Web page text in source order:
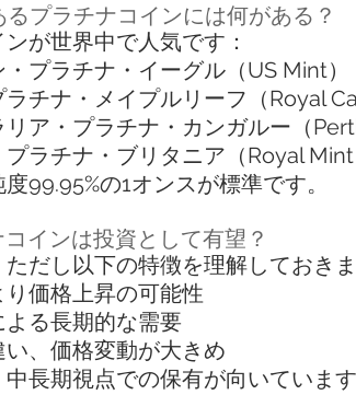
るプラチナコインには何がある？
が世界中で人気です：
プラチナ・イーグル（US Mint）
チナ・メイプルリーフ（Royal
ア・プラチナ・カンガルー（
ラチナ・ブリタニア（Royal Mint
99.95%の1オンスが標準です。
インは投資として有望？
だし以下の特徴を理解しておきま
価格上昇の可能性
よる長期的な需要
、価格変動が大きめ
長期視点での保有が向いています